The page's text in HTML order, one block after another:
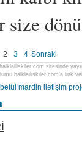
size
2 3 4 Sonraki
sitesinde
halklailiskiler.com’a link
betül mardin iletişim